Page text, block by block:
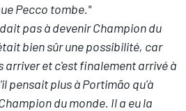
Pecco tombe."
pas à devenir Champion du
bien sûr une possibilité, car
arriver et c'est finalement arrivé à
pensait plus à Portimão qu'à
du monde. Il a eu la